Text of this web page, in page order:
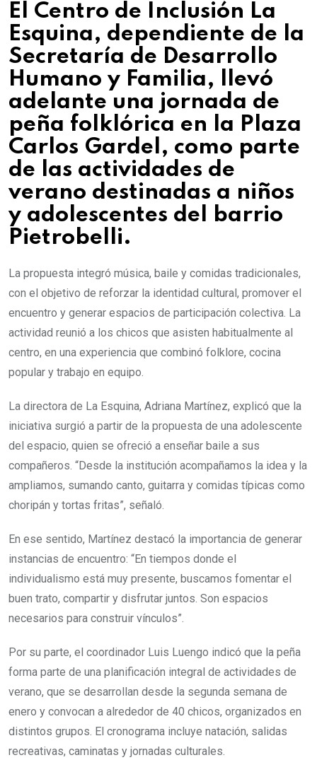
El Centro de Inclusión La
Esquina, dependiente de la
Secretaría de Desarrollo
Humano y Familia, llevó
adelante una jornada de
peña folklórica en la Plaza
Carlos Gardel, como parte
de las actividades de
verano destinadas a niños
y adolescentes del barrio
Pietrobelli.
La propuesta integró música, baile y comidas tradicionales,
con el objetivo de reforzar la identidad cultural, promover el
encuentro y generar espacios de participación colectiva. La
actividad reunió a los chicos que asisten habitualmente al
centro, en una experiencia que combinó folklore, cocina
popular y trabajo en equipo.
La directora de La Esquina, Adriana Martínez, explicó que la
iniciativa surgió a partir de la propuesta de una adolescente
del espacio, quien se ofreció a enseñar baile a sus
compañeros. “Desde la institución acompañamos la idea y la
ampliamos, sumando canto, guitarra y comidas típicas como
choripán y tortas fritas”, señaló.
En ese sentido, Martínez destacó la importancia de generar
instancias de encuentro: “En tiempos donde el
individualismo está muy presente, buscamos fomentar el
buen trato, compartir y disfrutar juntos. Son espacios
necesarios para construir vínculos”.
Por su parte, el coordinador Luis Luengo indicó que la peña
forma parte de una planificación integral de actividades de
verano, que se desarrollan desde la segunda semana de
enero y convocan a alrededor de 40 chicos, organizados en
distintos grupos. El cronograma incluye natación, salidas
recreativas, caminatas y jornadas culturales.